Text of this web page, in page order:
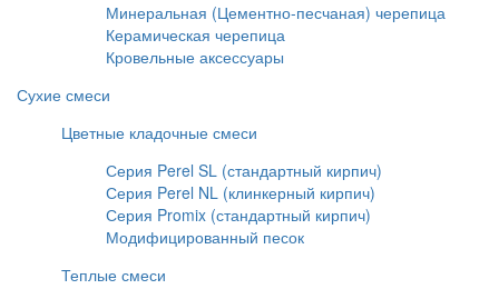
Минеральная (Цементно-песчаная) черепица
Керамическая черепица
Кровельные аксессуары
Сухие смеси
Цветные кладочные смеси
Серия Perel SL (стандартный кирпич)
Серия Perel NL (клинкерный кирпич)
Серия Promix (стандартный кирпич)
Модифицированный песок
Теплые смеси